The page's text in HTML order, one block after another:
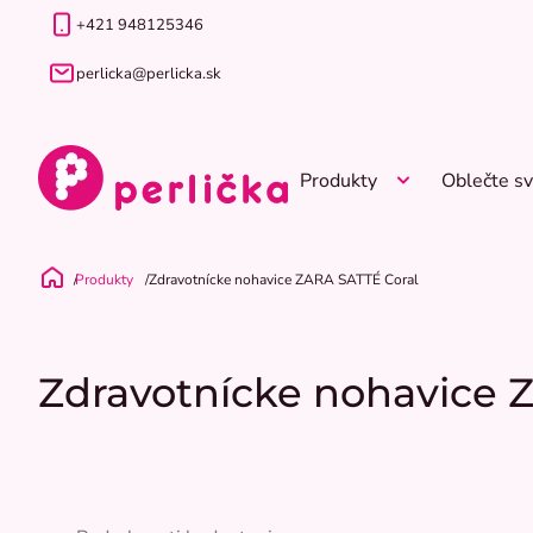
+421 948125346
perlicka@perlicka.sk
Produkty Oblečte
Domov
Produkty Zdravotnícke nohavice ZARA SATTÉ Coral
Zdravotnícke nohavice